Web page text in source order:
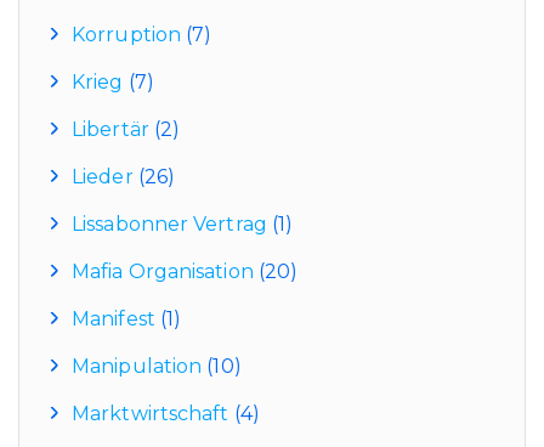
Korruption (7)
Krieg (7)
Libertär(2)
Lieder(26)
Lissabonner Vertrag (1)
Mafia Organisation (20)
Manifest (1)
Manipulation (10)
Marktwirtschaft (4)